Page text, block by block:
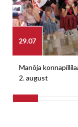
29.07
Manõja
2. august